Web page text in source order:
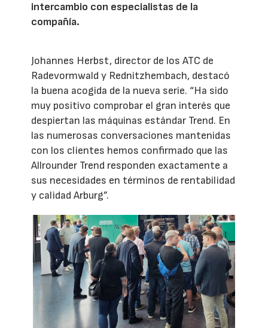
intercambio con especialistas de la
compañía.
Johannes Herbst, director de los ATC de
Radevormwald y Rednitzhembach, destacó
la buena acogida de la nueva serie. “Ha sido
muy positivo comprobar el gran interés que
despiertan las máquinas estándar Trend. En
las numerosas conversaciones mantenidas
con los clientes hemos confirmado que las
Allrounder Trend responden exactamente a
sus necesidades en términos de rentabilidad
y calidad Arburg”.